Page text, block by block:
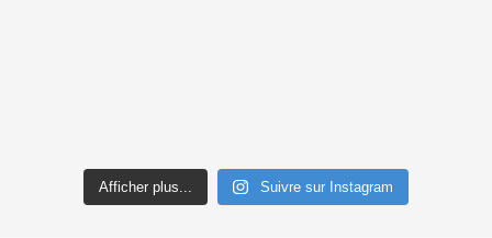
Afficher plus... Suivre sur Instagram